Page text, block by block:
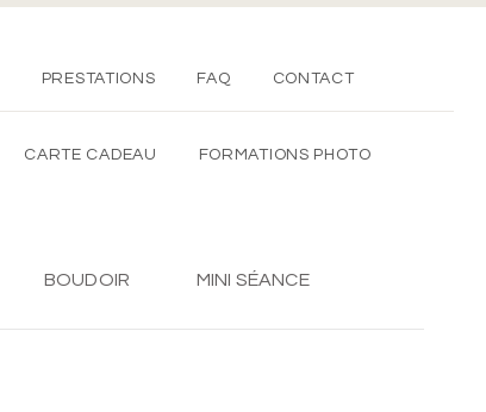
PRESTATIONS FAQ CONTACT
CARTE CADEAU FORMATIONS PHOTO
BOUDOIR MINI SÉANCE